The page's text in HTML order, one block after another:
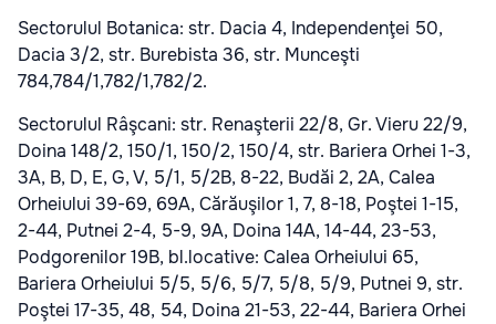
Sectorulul Botanica: str. Dacia 4, Independenţei 50,
Dacia 3/2, str. Burebista 36, str. Munceşti
784,784/1,782/1,782/2.
Sectorulul Râşcani: str. Renaşterii 22/8, Gr. Vieru 22/9,
Doina 148/2, 150/1, 150/2, 150/4, str. Bariera Orhei 1-3,
3A, B, D, E, G, V, 5/1, 5/2B, 8-22, Budăi 2, 2A, Calea
Orheiului 39-69, 69A, Cărăuşilor 1, 7, 8-18, Poştei 1-15,
2-44, Putnei 2-4, 5-9, 9A, Doina 14A, 14-44, 23-53,
Podgorenilor 19B, bl.locative: Calea Orheiului 65,
Bariera Orheiului 5/5, 5/6, 5/7, 5/8, 5/9, Putnei 9, str.
Poştei 17-35, 48, 54, Doina 21-53, 22-44, Bariera Orhei